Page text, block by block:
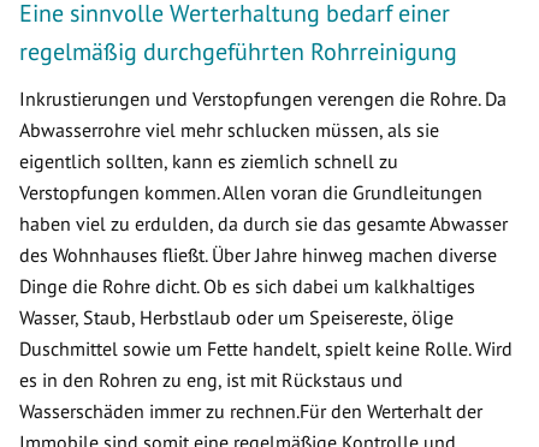
Eine sinnvolle Werterhaltung bedarf einer
regelmäßig durchgeführten Rohrreinigung
Inkrustierungen und Verstopfungen verengen die Rohre. Da
Abwasserrohre viel mehr schlucken müssen, als sie
eigentlich sollten, kann es ziemlich schnell zu
Verstopfungen kommen. Allen voran die Grundleitungen
haben viel zu erdulden, da durch sie das gesamte Abwasser
des Wohnhauses fließt. Über Jahre hinweg machen diverse
Dinge die Rohre dicht. Ob es sich dabei um kalkhaltiges
Wasser, Staub, Herbstlaub oder um Speisereste, ölige
Duschmittel sowie um Fette handelt, spielt keine Rolle. Wird
es in den Rohren zu eng, ist mit Rückstaus und
Wasserschäden immer zu rechnen.Für den Werterhalt der
Immobile sind somit eine regelmäßige Kontrolle und